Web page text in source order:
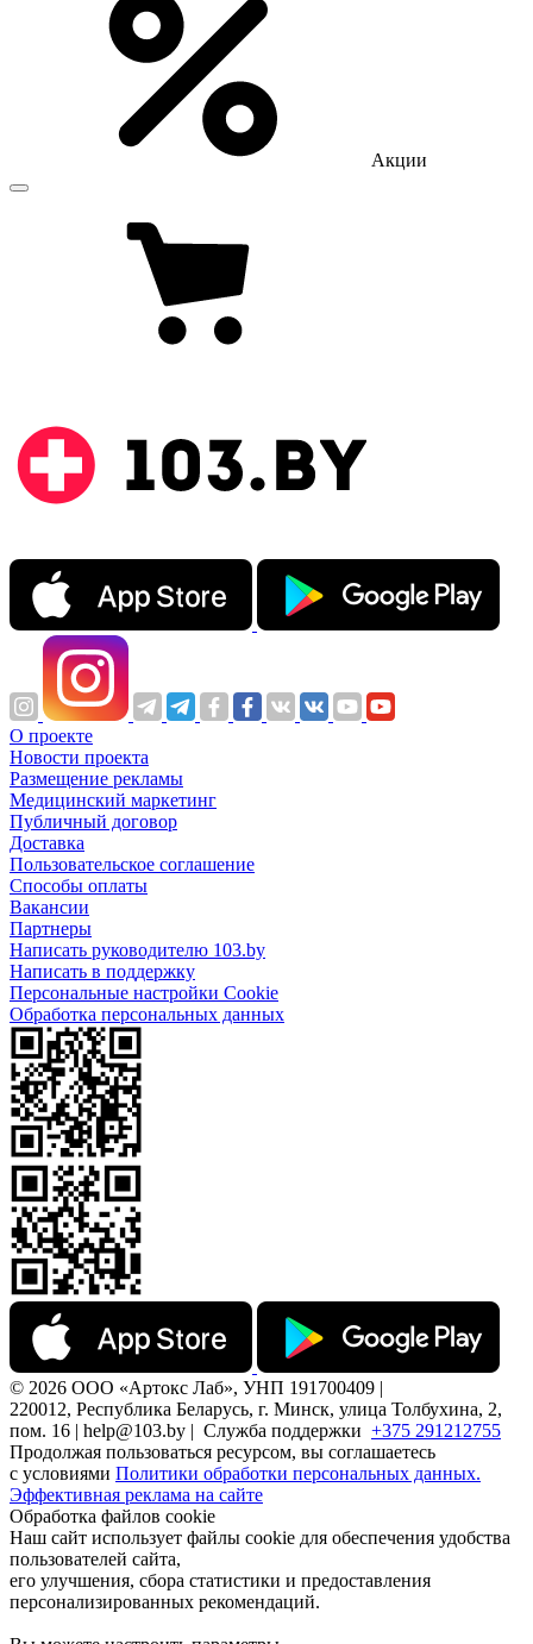
Акции
О проекте
Новости проекта
Размещение рекламы
Медицинский маркетинг
Публичный договор
Доставка
Пользовательское соглашение
Способы оплаты
Вакансии
Партнеры
Написать руководителю 103.by
Написать в поддержку
Персональные настройки Cookie
Обработка персональных данных
© 2026 ООО «Артокс Лаб», УНП 191700409 |
220012, Республика Беларусь, г. Минск, улица Толбухина, 2,
пом. 16 | help@103.by | Служба поддержки +375 291212755
Продолжая пользоваться ресурсом, вы соглашаетесь
с условиями Политики обработки персональных данных.
Эффективная реклама на сайте
Обработка файлов cookie
Наш сайт использует файлы cookie для обеспечения удобства
пользователей сайта,
его улучшения, сбора статистики и предоставления
персонализированных рекомендаций.